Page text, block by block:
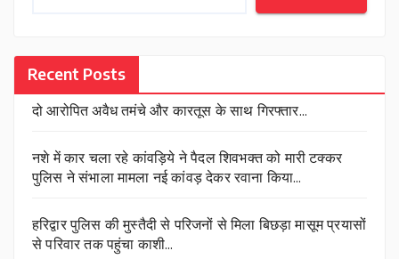
Recent Posts
दो आरोपित अवैध तमंचे और कारतूस के साथ गिरफ्तार…
नशे में कार चला रहे कांवड़िये ने पैदल शिवभक्त को मारी टक्कर
पुलिस ने संभाला मामला नई कांवड़ देकर रवाना किया…
हरिद्वार पुलिस की मुस्तैदी से परिजनों से मिला बिछड़ा मासूम प्रयासों
से परिवार तक पहुंचा काशी…